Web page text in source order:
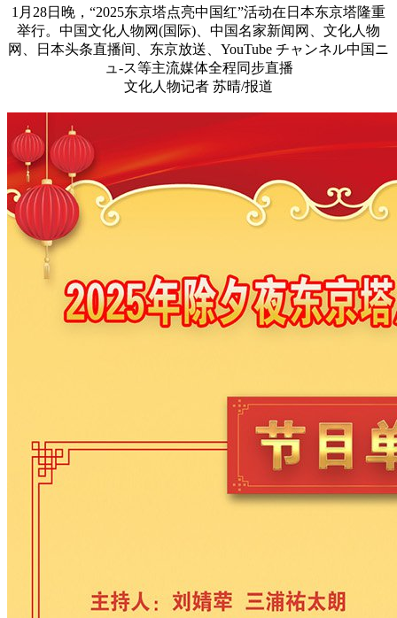
1月28日晚，“2025东京塔点亮中国红”活动在日本东京塔隆重
举行。中国文化人物网(国际)、中国名家新闻网、文化人物
网、日本头条直播间、东京放送、YouTube チャンネル中国ニ
ュ-ス等主流媒体全程同步直播
文化人物记者 苏晴/报道